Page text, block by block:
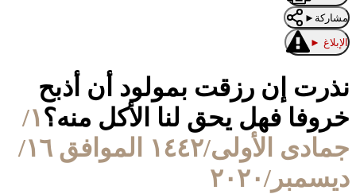
مشاركة ►
الإبلاغ ►
نذرت إن رزقت بمولود أن أذبح
خروفا فهل يحق لنا الأكل منه؟ ١/
جمادى الأولى/١٤٤٢ الموافق ١٦/
ديسمبر/٢٠٢٠